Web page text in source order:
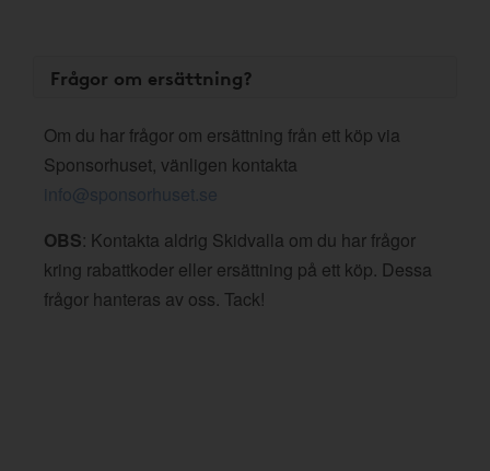
Frågor om ersättning?
Om du har frågor om ersättning från ett köp via
Sponsorhuset, vänligen kontakta
info@sponsorhuset.se
OBS: Kontakta aldrig Skidvalla om du har frågor
kring rabattkoder eller ersättning på ett köp. Dessa
frågor hanteras av oss. Tack!